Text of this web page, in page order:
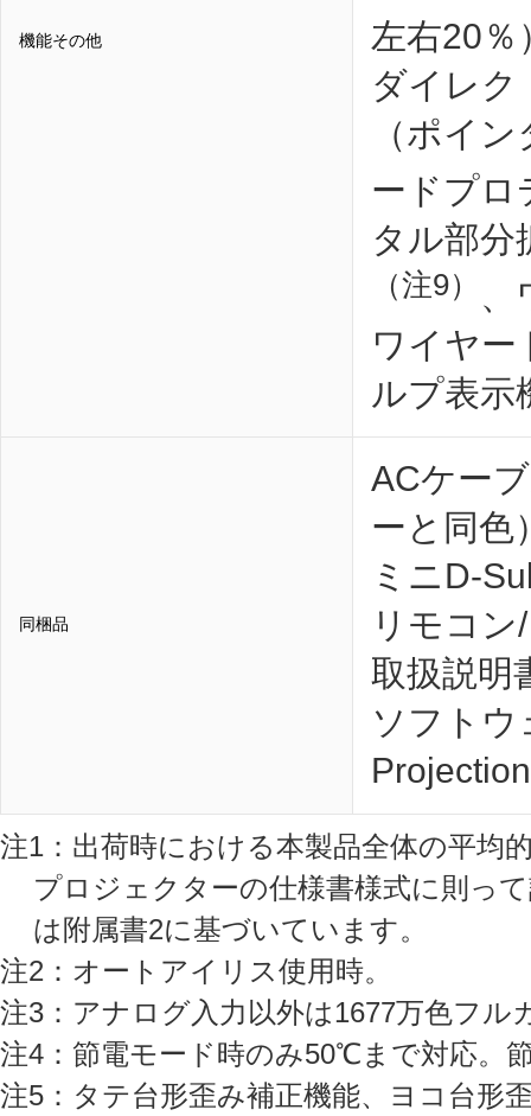
機能その他
左右20％
ダイレク
（ポイ
ードプロ
タル部分
（注9）
、
ワイヤー
ルプ表示
同梱品
ACケー
ーと同色
ミニD-
リモコ
取扱説明
ソフトウ
注1：出荷時における本製品全体の平
プロジェクターの仕様書様式に則っ
は附属書2に基づいています。
注2：オートアイリス使用時。
注3：アナログ入力以外は1677万色フル
注4：節電モード時のみ50℃まで対応。
注5：タテ台形歪み補正機能、ヨコ台形